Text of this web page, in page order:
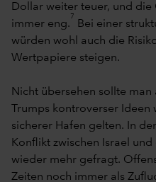
Dollar weiter teuer, und
immer eng.
7
Bei einer
würden wohl auch die
Wertpapiere steigen.
Nicht übersehen sollte man
Trumps kontroverser Ideen
sicherer Hafen gelten. In
Konflikt zwischen Israel
wieder mehr gefragt.
Zeiten noch immer als